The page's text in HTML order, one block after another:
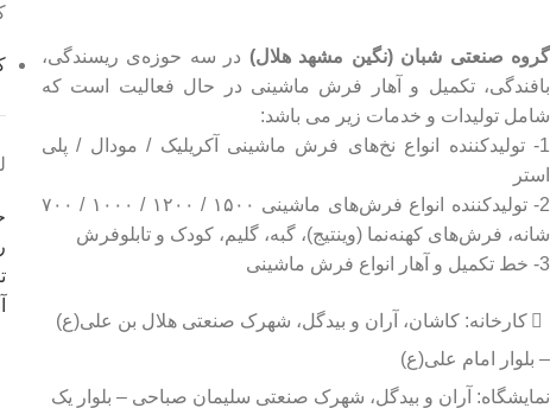
گروه صنعتی شبان (نگین مشهد هلال) در سه حوزه‌ی ریسندگی،
بافندگی، تکمیل و آهار فرش ماشینی در حال فعالیت است که
شامل تولیدات و خدمات زیر می باشد:
1- تولیدکننده انواع نخ‌های فرش ماشینی آکریلیک / مودال / پلی
استر
2- تولیدکننده انواع فرش‌های ماشینی ۱۵۰۰ / ۱۲۰۰ / ۱۰۰۰ / ۷۰۰
شانه، فرش‌های کهنه‌نما (وینتیج)، گبه، گلیم، کودک و تابلوفرش
3- خط تکمیل و آهار انواع فرش ماشینی
کارخانه: کاشان، آران و بیدگل، شهرک صنعتی هلال بن علی(ع)
– بلوار امام علی(ع)
نمایشگاه: آران و بیدگل، شهرک صنعتی سلیمان صباحی – بلوار یک